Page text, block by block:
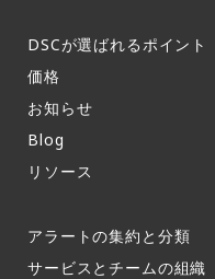
DSCが選ばれるポイント
価格
お知らせ​
Blog
リソース
アラートの集約と分類​
サービスとチームの組織​